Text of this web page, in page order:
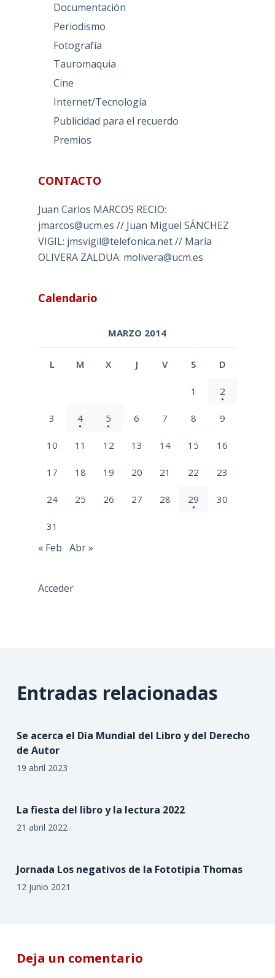
Documentación
Periodismo
Fotografía
Tauromaquia
Cine
Internet/Tecnología
Publicidad para el recuerdo
Premios
CONTACTO
Juan Carlos MARCOS RECIO:
jmarcos@ucm.es // Juan Miguel SÁNCHEZ
VIGIL: jmsvigil@telefonica.net // María
OLIVERA ZALDUA: molivera@ucm.es
Calendario
MARZO 2014
L M X J V S D
1 2
3 4 5 6 7 8 9
10 11 12 13 14 15 16
17 18 19 20 21 22 23
24 25 26 27 28 29 30
31
« Feb Abr »
Acceder
Entradas relacionadas
Se acerca el Día Mundial del Libro y del Derecho
de Autor
19 abril 2023
La fiesta del libro y la lectura 2022
21 abril 2022
Jornada Los negativos de la Fototipia Thomas
12 junio 2021
Deja un comentario